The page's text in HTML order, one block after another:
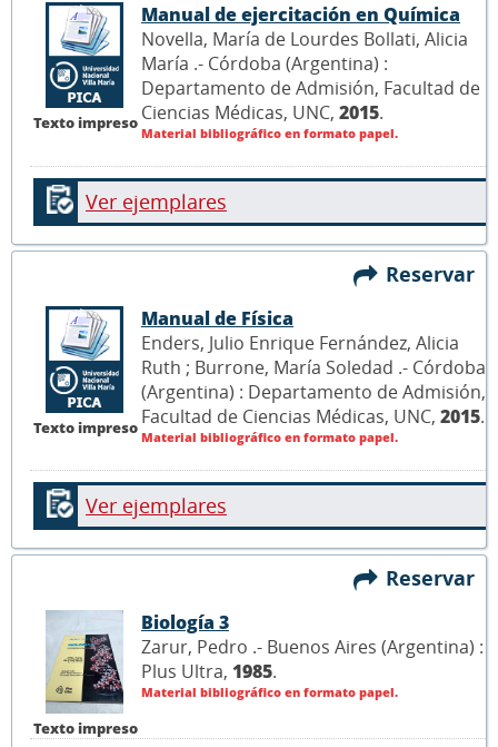
Texto impreso
Manual de ejercitación en Química
Novella, María de Lourdes Bollati, Alicia
María .- Córdoba (Argentina) :
Departamento de Admisión, Facultad de
Ciencias Médicas, UNC, 2015.
Material bibliográfico en formato papel.
Ver ejemplares
Reservar
Texto impreso
Manual de Física
Enders, Julio Enrique Fernández, Alicia
Ruth ; Burrone, María Soledad .- Córdoba
(Argentina) : Departamento de Admisión,
Facultad de Ciencias Médicas, UNC, 2015.
Material bibliográfico en formato papel.
Ver ejemplares
Reservar
Texto impreso
Biología 3
Zarur, Pedro .- Buenos Aires (Argentina) :
Plus Ultra, 1985.
Material bibliográfico en formato papel.